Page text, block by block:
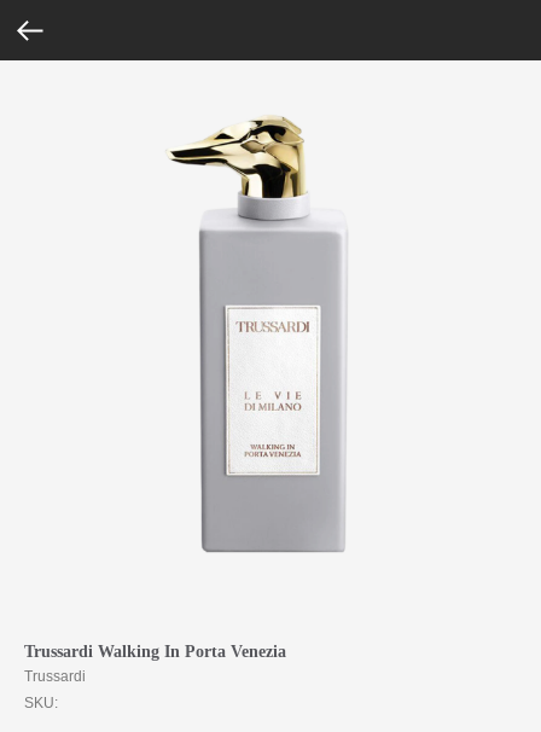
Trussardi Walking In Porta Venezia
Trussardi
SKU: